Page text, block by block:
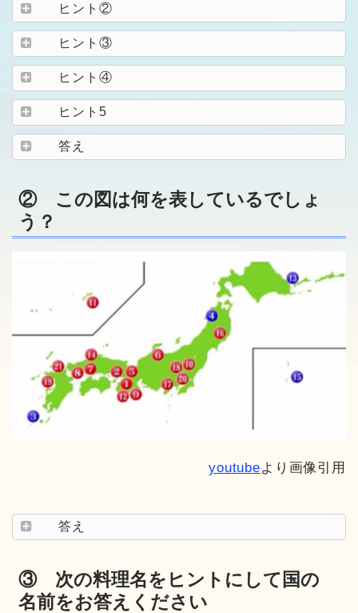
ヒント②
ヒント③
ヒント④
ヒント5
答え
② この図は何を表しているでしょ
う？
youtubeより画像引用
答え
③ 次の料理名をヒントにして国の
名前をお答えください